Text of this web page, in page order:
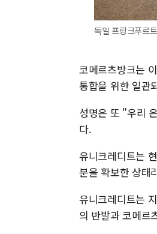
독일 프랑크푸르
코메르츠방크는
통합을 위한 일관
성명은 또 "우리
다.
유니크레디트는
분을 확보한 상태
유니크레디트는
의 반발과 코메르